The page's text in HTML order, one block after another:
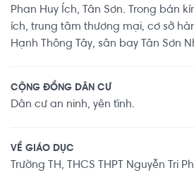
Phan Huy Ích, Tân Sơn. Trong bán
ích, trung tâm thương mại, cơ sở
Hạnh Thông Tây, sân bay Tân Sơn
CỘNG ĐỒNG DÂN CƯ
Dân cư an ninh, yên tĩnh.
VỀ GIÁO DỤC
Trường TH, THCS THPT Nguyễn Tri